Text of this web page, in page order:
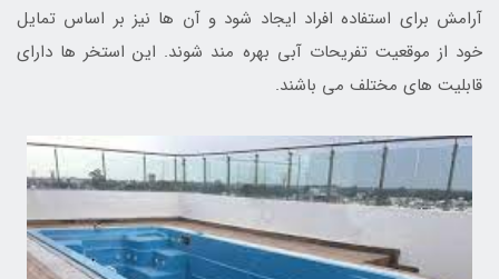
آرامش برای استفاده افراد ایجاد شود و آن ها نیز بر اساس تمایل
خود از موقعیت تفریحات آبی بهره مند شوند. این استخر ها دارای
قابلیت های مختلف می باشند.